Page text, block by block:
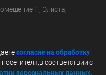
1 , Элиста,
согласие на обработку
соответствии с
персональных данных.